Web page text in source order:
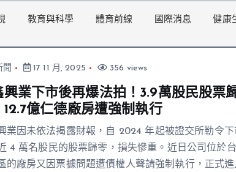
教育與科學 體育前線 國際消息 健康
聞 17 11 月, 2025 356 views
興業下市後再爆法拍！3.9萬股民股票
億仁德廠房遭強制執行
業因未依法揭露財報，自 2024 年起被證交所勒令下
4 萬名股民的股票歸零，損失慘重。近日公司位於
的廠房又因票據問題遭債權人聲請強制執行，正式進